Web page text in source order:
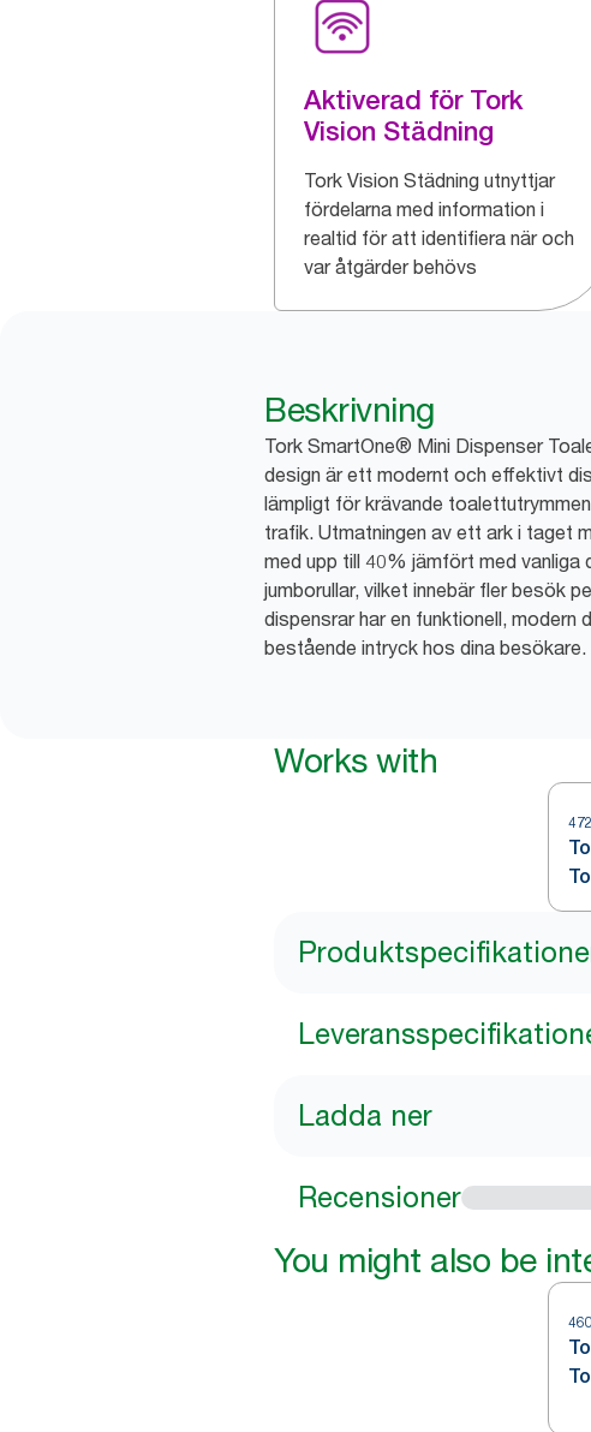
Aktiverad för Tork
Vision Städning
Tork Vision Städning utnyttjar
fördelarna med information i
realtid för att identifiera när och
var åtgärder behövs
Beskrivning
Tork SmartOne® Mini Dispenser
design är ett modernt och effektivt
lämpligt för krävande
trafik. Utmatningen av ett ark i taget
med upp till 40% jämfört med vanliga
jumborullar, vilket innebär fler besök
dispensrar har en funktionell, modern
bestående intryck hos dina besökare.
Works with
Ladda ner
Recensioner
You might also be